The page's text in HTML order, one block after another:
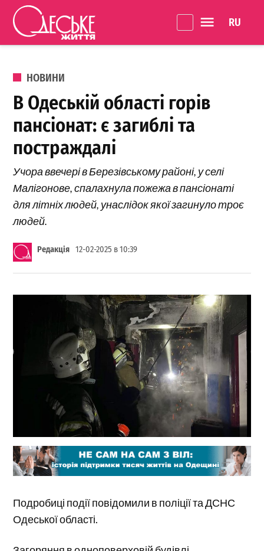
Перейти до вмісту
Життя
ОПУБЛІКОВАНО В
НОВИНИ
В Одеській області горів
пансіонат: є загиблі та
постраждалі
Учора ввечері в Березівському районі, у селі
Малігонове, спалахнула пожежа в пансіонаті
для літніх людей, унаслідок якої загинуло троє
людей.
Редакція 12-02-2025 в 10:39
Подробиці події повідомили в поліції та ДСНС
Одеської області.